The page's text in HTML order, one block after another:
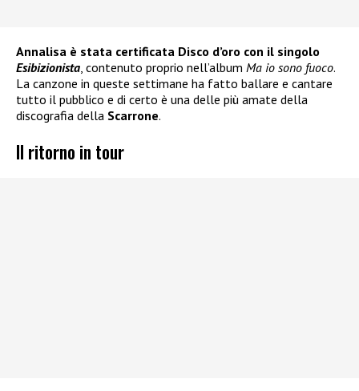
Annalisa è stata certificata Disco d’oro con il singolo
Esibizionista , contenuto proprio nell’album Ma io sono fuoco.
La canzone in queste settimane ha fatto ballare e cantare
tutto il pubblico e di certo è una delle più amate della
discografia della Scarrone.
Il ritorno in tour